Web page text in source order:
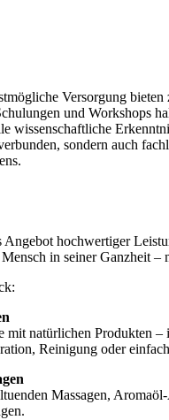
Versorgung
und Workshops
wissenschaftliche
sondern auch
Angebot hochwertiger
in seiner Ganzheit
mit natürlichen Produkten
Reinigung oder
Massagen,